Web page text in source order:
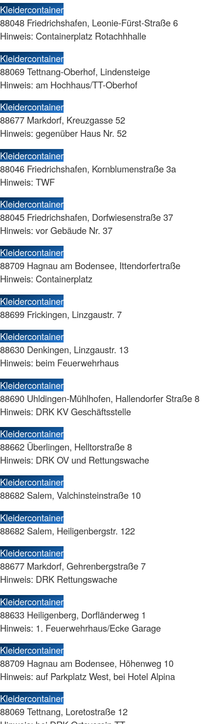
Kleidercontainer
88048 Friedrichshafen, Leonie-Fürst-Straße 6
Hinweis: Containerplatz Rotachhhalle
Kleidercontainer
88069 Tettnang-Oberhof, Lindensteige
Hinweis: am Hochhaus/TT-Oberhof
Kleidercontainer
88677 Markdorf, Kreuzgasse 52
Hinweis: gegenüber Haus Nr. 52
Kleidercontainer
88046 Friedrichshafen, Kornblumenstraße 3a
Hinweis: TWF
Kleidercontainer
88045 Friedrichshafen, Dorfwiesenstraße 37
Hinweis: vor Gebäude Nr. 37
Kleidercontainer
88709 Hagnau am Bodensee, Ittendorfertraße
Hinweis: Containerplatz
Kleidercontainer
88699 Frickingen, Linzgaustr. 7
Kleidercontainer
88630 Denkingen, Linzgaustr. 13
Hinweis: beim Feuerwehrhaus
Kleidercontainer
88690 Uhldingen-Mühlhofen, Hallendorfer Straße 8
Hinweis: DRK KV Geschäftsstelle
Kleidercontainer
88662 Überlingen, Helltorstraße 8
Hinweis: DRK OV und Rettungswache
Kleidercontainer
88682 Salem, Valchinsteinstraße 10
Kleidercontainer
88682 Salem, Heiligenbergstr. 122
Kleidercontainer
88677 Markdorf, Gehrenbergstraße 7
Hinweis: DRK Rettungswache
Kleidercontainer
88633 Heiligenberg, Dorfländerweg 1
Hinweis: 1. Feuerwehrhaus/Ecke Garage
Kleidercontainer
88709 Hagnau am Bodensee, Höhenweg 10
Hinweis: auf Parkplatz West, bei Hotel Alpina
Kleidercontainer
88069 Tettnang, Loretostraße 12